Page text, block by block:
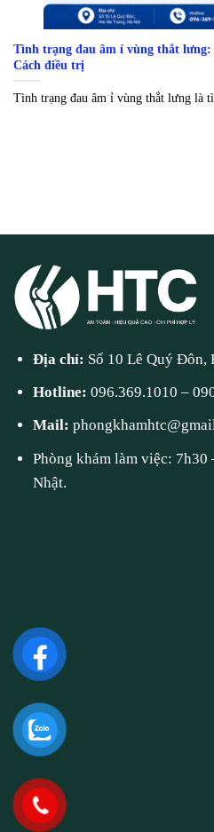
Tình trạng đau âm ỉ vùng thắt
Cách điều trị
Tình trạng đau âm ỉ vùng thắt lưng là
Địa chỉ: Số 10 Lê Quý Đôn,
Hotline:096.369.1010 –
Mail:
Phòng khám làm việc: 7h30
Nhật.